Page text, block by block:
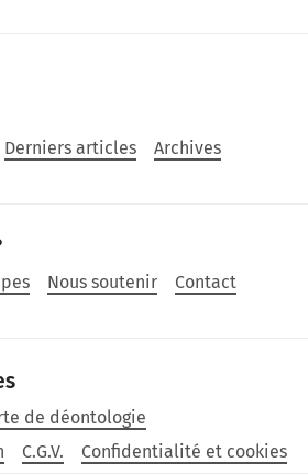
Derniers articles
Archives
Nous soutenir
Contact
de déontologie
C.G.V. Confidentialité et cookies